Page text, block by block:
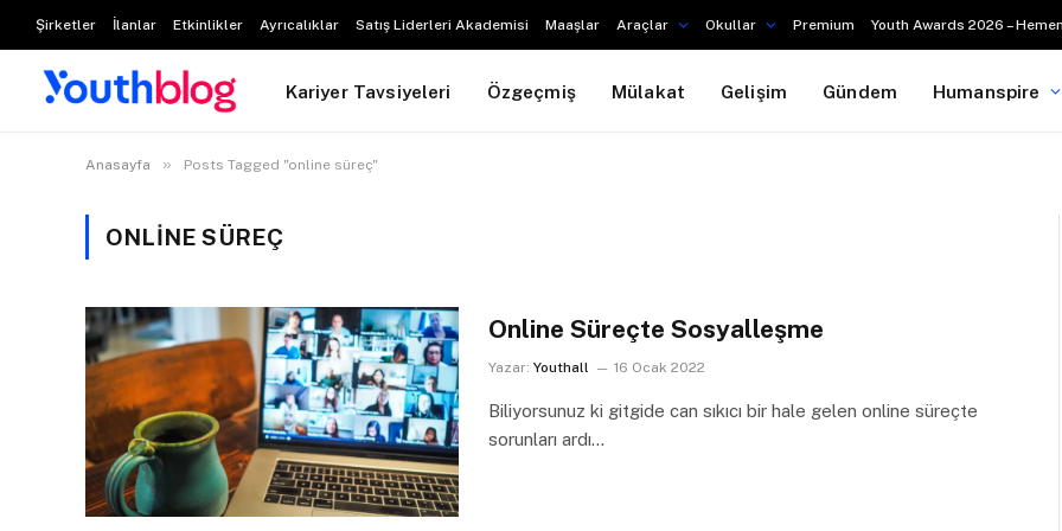
Şirketler İlanlar Etkinlikler Ayrıcalıklar Satış Liderleri Akademisi Maaşlar Araçlar Okullar Premium Youth Awards 2026 –
Kariyer Tavsiyeleri Özgeçmiş Mülakat Gelişim Gündem Humanspire
Anasayfa » Posts Tagged "online süreç"
ONLINE SÜREÇ
Online Süreçte Sosyalleşme
Yazar: Youthall 16 Ocak 2022
Biliyorsunuz ki gitgide can sıkıcı bir hale gelen online süreçte
sorunları ardı…